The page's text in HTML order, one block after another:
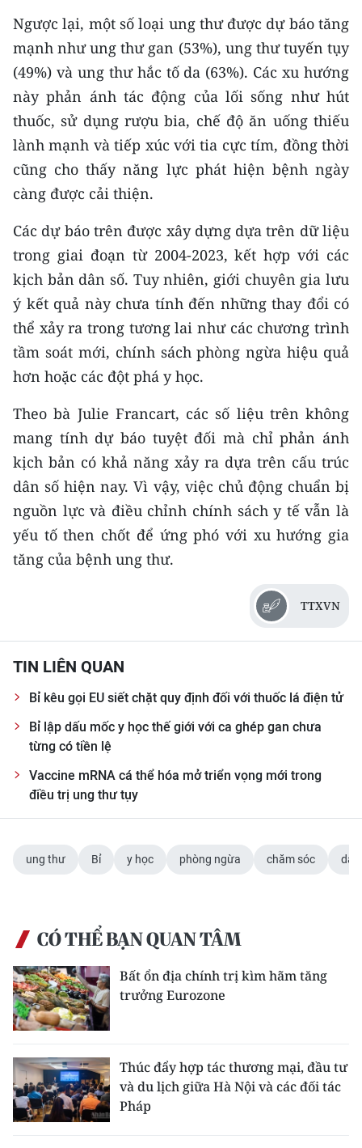
Chuyên trang Hà Nội
Chuyên trang TP. Hồ Chí Minh
CHUYÊN ĐỀ
CÁC CHUYÊN TRANG
VỀ BÁO NHÂN DÂN
THỜI NAY
NHÂN DÂN CUỐI TUẦN
NHÂN DÂN HẰNG THÁNG
MUA BÁO
ĐỌC BÁO IN
ENGLISH
中文
FRANÇAIS
РУССКИЙ
Ngược lại, một số loại ung thư được dự báo tăng
mạnh như ung thư gan (53%), ung thư tuyến tụy
(49%) và ung thư hắc tố da (63%). Các xu hướng
này phản ánh tác động của lối sống như hút
thuốc, sử dụng rượu bia, chế độ ăn uống thiếu
lành mạnh và tiếp xúc với tia cực tím, đồng thời
cũng cho thấy năng lực phát hiện bệnh ngày
càng được cải thiện.
Các dự báo trên được xây dựng dựa trên dữ liệu
trong giai đoạn từ 2004-2023, kết hợp với các
kịch bản dân số. Tuy nhiên, giới chuyên gia lưu
ý kết quả này chưa tính đến những thay đổi có
thể xảy ra trong tương lai như các chương trình
tầm soát mới, chính sách phòng ngừa hiệu quả
hơn hoặc các đột phá y học.
Theo bà Julie Francart, các số liệu trên không
mang tính dự báo tuyệt đối mà chỉ phản ánh
kịch bản có khả năng xảy ra dựa trên cấu trúc
dân số hiện nay. Vì vậy, việc chủ động chuẩn bị
nguồn lực và điều chỉnh chính sách y tế vẫn là
yếu tố then chốt để ứng phó với xu hướng gia
tăng của bệnh ung thư.
TTXVN
TIN LIÊN QUAN
Bỉ kêu gọi EU siết chặt quy định đối với thuốc lá điện tử
Bỉ lập dấu mốc y học thế giới với ca ghép gan chưa
từng có tiền lệ
Vaccine mRNA cá thể hóa mở triển vọng mới trong
điều trị ung thư tụy
ung thư Bỉ y học phòng ngừa chăm sóc dân
CÓ THỂ BẠN QUAN TÂM
Bất ổn địa chính trị kìm hãm tăng
trưởng Eurozone
Thúc đẩy hợp tác thương mại, đầu tư
và du lịch giữa Hà Nội và các đối tác
Pháp